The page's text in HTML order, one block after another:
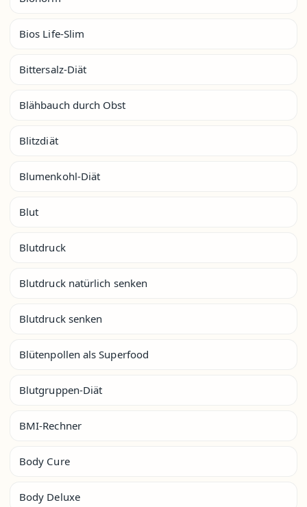
Bios Life-Slim
Bittersalz-Diät
Blähbauch durch Obst
Blitzdiät
Blumenkohl-Diät
Blut
Blutdruck
Blutdruck natürlich senken
Blutdruck senken
Blütenpollen als Superfood
Blutgruppen-Diät
BMI-Rechner
Body Cure
Body Deluxe